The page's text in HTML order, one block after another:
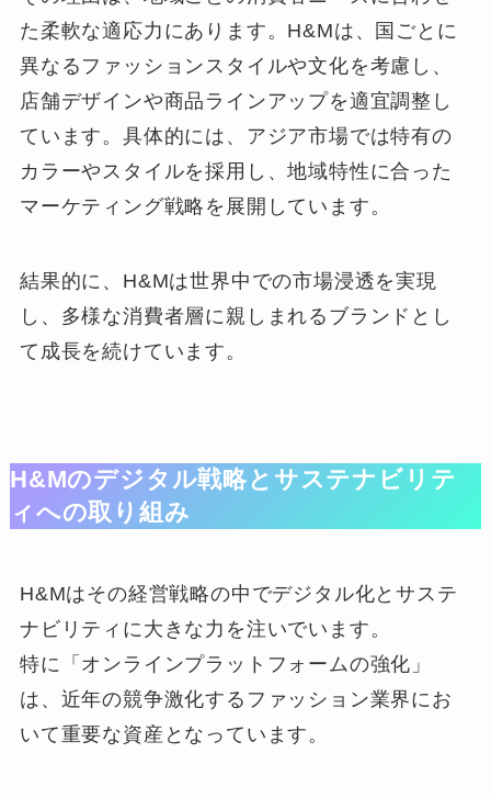
た柔軟な適応力にあります。H&Mは、国ごとに
異なるファッションスタイルや文化を考慮し、
店舗デザインや商品ラインアップを適宜調整し
ています。具体的には、アジア市場では特有の
カラーやスタイルを採用し、地域特性に合った
マーケティング戦略を展開しています。
結果的に、H&Mは世界中での市場浸透を実現
し、多様な消費者層に親しまれるブランドとし
て成長を続けています。
H&Mのデジタル戦略とサステナビリテ
ィへの取り組み
H&Mはその経営戦略の中でデジタル化とサステ
ナビリティに大きな力を注いでいます。
特に「オンラインプラットフォームの強化」
は、近年の競争激化するファッション業界にお
いて重要な資産となっています。